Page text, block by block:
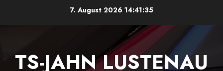
7. August 2026 14:41:35
TS-JAHN LUSTENAU